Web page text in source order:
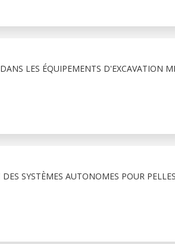
LES ÉQUIPEMENTS D'EXCAVATION
SYSTÈMES AUTONOMES POUR